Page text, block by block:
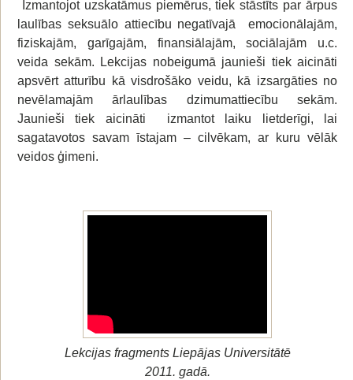
Izmantojot uzskatāmus piemērus, tiek stāstīts par ārpus
laulības seksuālo attiecību negatīvajā emocionālajām,
fiziskajām, garīgajām, finansiālajām, sociālajām u.c.
veida sekām. Lekcijas nobeigumā jaunieši tiek aicināti
apsvērt atturību kā visdrošāko veidu, kā izsargāties no
nevēlamajām ārlaulības dzimumattiecību sekām.
Jaunieši tiek aicināti izmantot laiku lietderīgi, lai
sagatavotos savam īstajam – cilvēkam, ar kuru vēlāk
veidos ģimeni.
Lekcijas fragments Liepājas Universitātē
2011. gadā.